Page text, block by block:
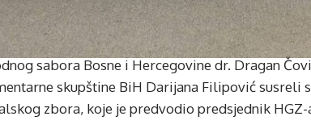
sabora Bosne i Hercegovine dr. Dragan
skupštine BiH Darijana Filipović susreli
zbora, koje je predvodio predsjednik